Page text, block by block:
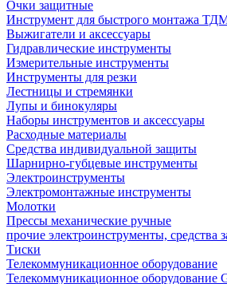
Очки защитные
Инструмент для быстрого монтажа
Выжигатели и аксессуары
Гидравлические инструменты
Измерительные инструменты
Инструменты для резки
Лестницы и стремянки
Лупы и бинокуляры
Наборы инструментов и аксессуары
Расходные материалы
Средства индивидуальной защиты
Шарнирно-губцевые инструменты
Электроинструменты
Электромонтажные инструменты
Молотки
Прессы механические ручные
прочие электроинструменты, средства
Тиски
Телекоммуникационное оборудование
Телекоммуникационное оборудование